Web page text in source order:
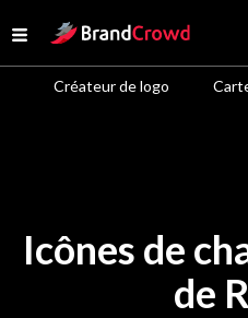
Open menu
Site Logo
Créateur de logo
Icônes de
de